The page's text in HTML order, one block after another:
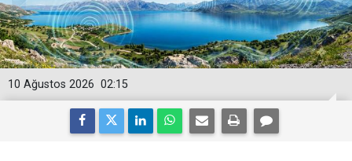
02:15
10 Ağustos 2026